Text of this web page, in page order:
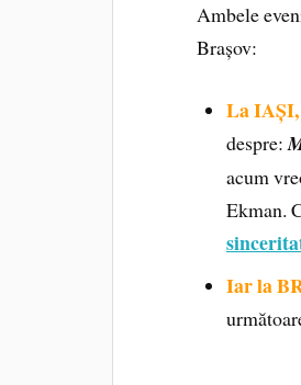
Ambele
Brașov:
La IAȘI,
despre:
acum
Ekman.
Iar la